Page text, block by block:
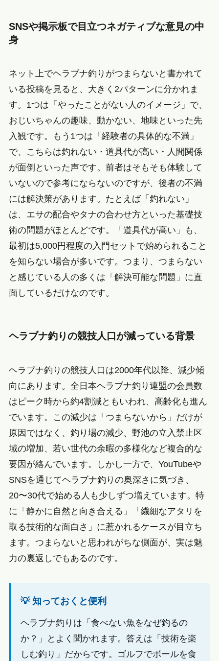
SNSや掲示板で目立つネガティブな意見の中
身
ネット上でヘラブナ釣りがつまらないと書かれて
いる投稿を見ると、大きく2パターンに分かれま
す。1つは「やったことがない人のイメージ」で、
おじいちゃんの趣味、動かない、地味といった先
入観です。もう1つは「経験者の具体的な不満」
で、こちらは釣れない・道具代が高い・人間関係
が面倒といった声です。前者はそもそも体験して
いないので参考にならないのですが、後者の不満
には解決策があります。たとえば「釣れない」
は、エサの配合やタナの合わせ方といった基礎技
術の問題がほとんどです。「道具代が高い」も、
最初は5,000円程度の入門セットで始められること
を知らない場合が多いです。つまり、つまらない
と感じている人の多くは「解決可能な問題」に直
面しているだけなのです。
ヘラブナ釣りの競技人口が減っている背景
ヘラブナ釣りの競技人口は2000年代以降、減少傾
向にあります。全日本ヘラブナ釣り連盟の会員数
はピーク時から約4割減ともいわれ、高齢化も進ん
でいます。この減少は「つまらないから」だけが
原因ではなく、釣り場の減少、野池の立入禁止区
域の増加、若い世代の余暇の多様化など複合的な
要因が絡んでいます。しかし一方で、YouTubeや
SNSを通じてヘラブナ釣りの奥深さに気づき、
20〜30代で始める人も少しずつ増えています。特
に「静かに自然と向き合える」「繊細なアタリを
取る技術的な面白さ」に惹かれるケースが目立ち
ます。つまらないと思われがちな側面が、実は魅
力の裏返しでもあるのです。
💡 知っておくと便利
ヘラブナ釣りは「食べない魚をなぜ釣るの
か？」とよく聞かれます。答えは「技術を楽
しむ釣り」だからです。ゴルフでボールを食